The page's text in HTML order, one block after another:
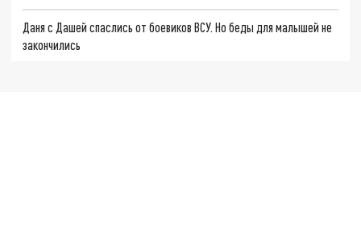
Даня с Дашей спаслись от боевиков ВСУ. Но беды для малышей не
закончились